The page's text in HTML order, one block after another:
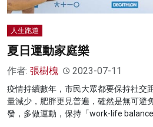
人生跑道
夏日運動家庭樂
作者: 張樹槐 2023-07-11
疫情持續數年，市民大眾都要保持社交
量減少，肥胖更見普遍，確然是無可避
發，多做運動，保持「work-life balance